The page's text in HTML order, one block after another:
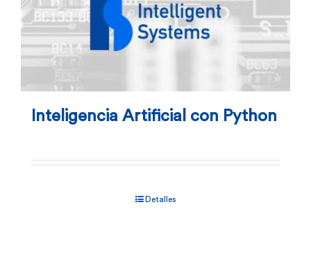
Inteligencia Artificial con Python
Detalles